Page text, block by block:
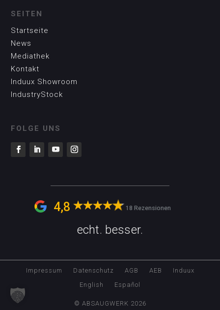
SEITEN
Startseite
News
Mediathek
Kontakt
Induux Showroom
IndustryStock
FOLGE UNS
4,8 18 Rezensionen
echt. besser.
Impressum Datenschutz AGB AEB
Induux
English
Español
© ABSAUGWERK 2026